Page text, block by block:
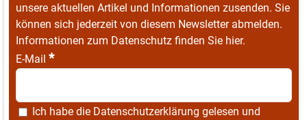
unsere aktuellen Artikel und Informationen zusenden. Sie
können sich jederzeit von diesem Newsletter abmelden.
Informationen zum Datenschutz finden Sie hier.
E-Mail *
Ich habe die Datenschutzerklärung gelesen und